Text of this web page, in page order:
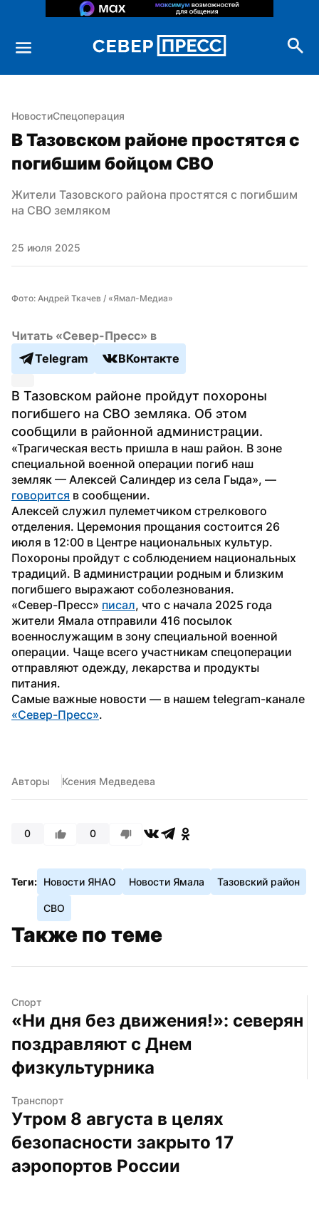
НовостиСпецоперация
В Тазовском районе простятся с
погибшим бойцом СВО
Жители Тазовского района простятся с погибшим
на СВО земляком
25 июля 2025
Фото: Андрей Ткачев / «Ямал-Медиа»
Читать «Север-Пресс» в
Telegram
ВКонтакте
В Тазовском районе пройдут похороны
погибшего на СВО земляка. Об этом
сообщили в районной администрации.
«Трагическая весть пришла в наш район. В зоне
специальной военной операции погиб наш
говорится в сообщении.
Алексей служил пулеметчиком стрелкового
отделения. Церемония прощания состоится 26
июля в 12:00 в Центре национальных культур.
Похороны пройдут с соблюдением национальных
традиций. В администрации родным и близким
погибшего выражают соболезнования.
«Север-Пресс» писал, что с начала 2025 года
жители Ямала отправили 416 посылок
военнослужащим в зону специальной военной
операции. Чаще всего участникам спецоперации
отправляют одежду, лекарства и продукты
питания.
«Север-Пресс».
Авторы Ксения Медведева
0 0
Теги: Новости ЯНАО Новости Ямала Тазовский район
СВО
Также по теме
Спорт
«Ни дня без движения!»: северян
поздравляют с Днем
физкультурника
Транспорт
Утром 8 августа в целях
безопасности закрыто 17
аэропортов России